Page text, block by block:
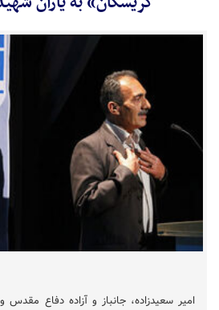
امیر سعیدزاده، جانباز و آزاده دفاع